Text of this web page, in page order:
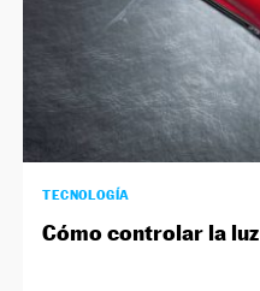
TECNOLOGÍA
Cómo controlar la